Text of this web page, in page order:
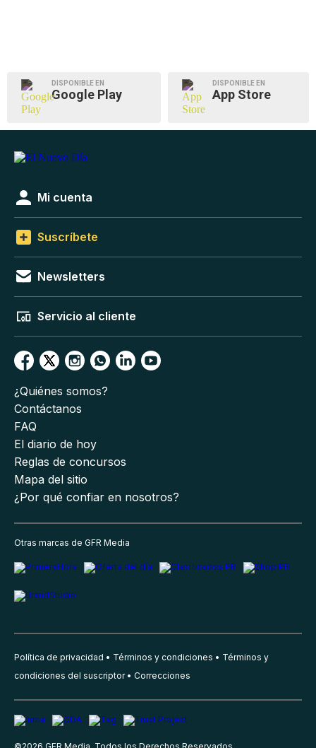
DISPONIBLE EN
Google Play
DISPONIBLE EN
App Store
Mi cuenta
Suscríbete
Newsletters
Servicio al cliente
¿Quiénes somos?
Contáctanos
FAQ
El diario de hoy
Reglas de concursos
Mapa del sitio
¿Por qué confiar en nosotros?
Otras marcas de GFR Media
Política de privacidad Términos y condiciones
Términos y
condiciones del suscriptor
Correcciones